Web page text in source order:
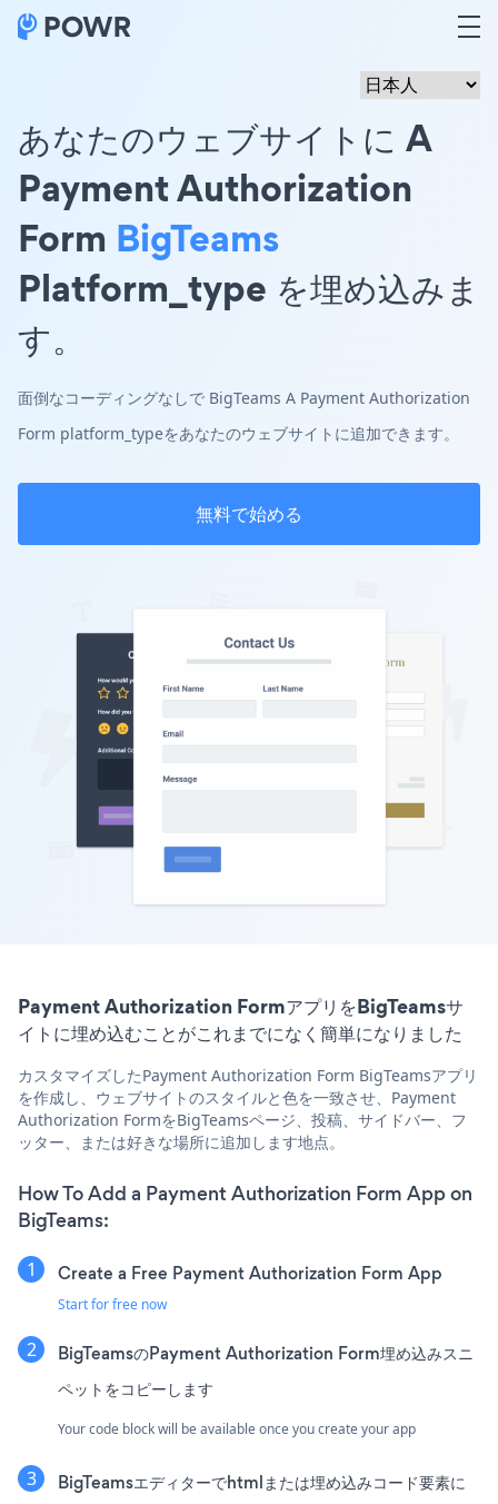
あなたのウェブサイトに A
Payment Authorization
Form BigTeams
Platform_type を埋め込みま
す。
面倒なコーディングなしで BigTeams A Payment Authorization
Form platform_typeをあなたのウェブサイトに追加できます。
無料で始める
Payment Authorization FormアプリをBigTeamsサ
イトに埋め込むことがこれまでになく簡単になりました
カスタマイズしたPayment Authorization Form BigTeamsアプリ
を作成し、ウェブサイトのスタイルと色を一致させ、Payment
Authorization FormをBigTeamsページ、投稿、サイドバー、フ
ッター、または好きな場所に追加します地点。
How To Add a Payment Authorization Form App on
BigTeams:
Create a Free Payment Authorization Form App
Start for free now
BigTeamsのPayment Authorization Form埋め込みスニ
ペットをコピーします
Your code block will be available once you create your app
BigTeamsエディターでhtmlまたは埋め込みコード要素に